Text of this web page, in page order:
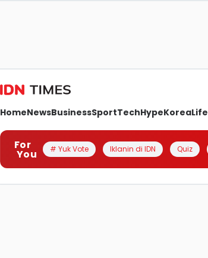
HomeNewsBusinessSportTechHypeKoreaLife
For
You # Yuk Vote Iklanin di IDN Quiz